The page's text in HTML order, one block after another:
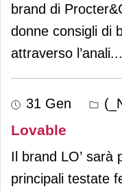
brand di
donne consigli di
attraverso l’anali...
31 Gen
Lovable
Il brand LO’ sarà
principali testate